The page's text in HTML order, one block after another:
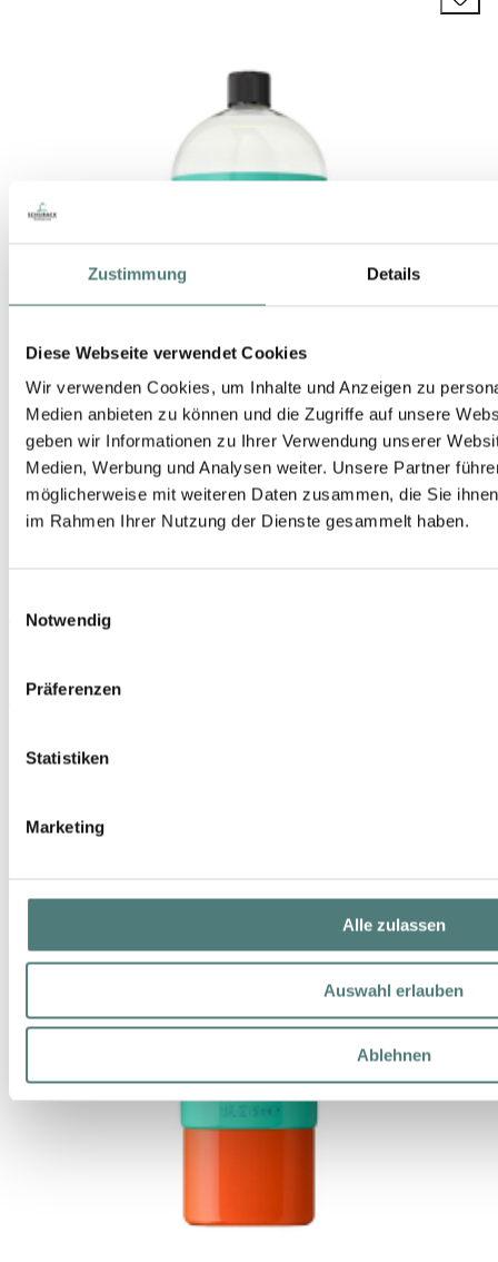
Zustimmung Details
Diese Webseite verwendet Cookies
Wir verwenden Cookies, um Inhalte und Anzeigen zu
Medien anbieten zu können und die Zugriffe auf unsere
geben wir Informationen zu Ihrer Verwendung unserer
Medien, Werbung und Analysen weiter. Unsere Partner
möglicherweise mit weiteren Daten zusammen, die Sie
im Rahmen Ihrer Nutzung der Dienste gesammelt haben.
Notwendig
Präferenzen
Statistiken
Marketing
Alle zulassen
Auswahl erlauben
Ablehnen
The Ritual of Karma Hand Wash Refill
18,90 €